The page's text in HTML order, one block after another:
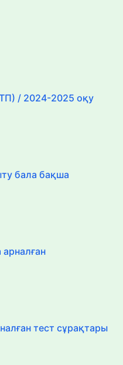
/ 2024-2025 оқу
бала бақша
тест сұрақтары